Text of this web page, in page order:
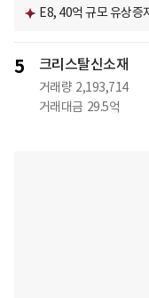
E8, 40억 규모 유상증
5 크리스탈신소재
거래량 2,193,714
거래대금 29.5억